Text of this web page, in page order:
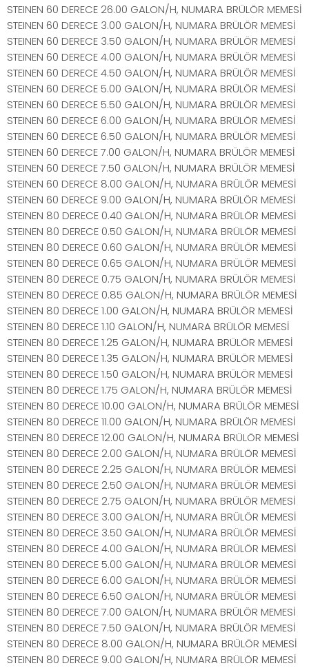
STEINEN 60 DERECE 26.00 GALON/H, NUMARA BRÜLÖR MEMESİ
STEINEN 60 DERECE 3.00 GALON/H, NUMARA BRÜLÖR MEMESİ
STEINEN 60 DERECE 3.50 GALON/H, NUMARA BRÜLÖR MEMESİ
STEINEN 60 DERECE 4.00 GALON/H, NUMARA BRÜLÖR MEMESİ
STEINEN 60 DERECE 4.50 GALON/H, NUMARA BRÜLÖR MEMESİ
STEINEN 60 DERECE 5.00 GALON/H, NUMARA BRÜLÖR MEMESİ
STEINEN 60 DERECE 5.50 GALON/H, NUMARA BRÜLÖR MEMESİ
STEINEN 60 DERECE 6.00 GALON/H, NUMARA BRÜLÖR MEMESİ
STEINEN 60 DERECE 6.50 GALON/H, NUMARA BRÜLÖR MEMESİ
STEINEN 60 DERECE 7.00 GALON/H, NUMARA BRÜLÖR MEMESİ
STEINEN 60 DERECE 7.50 GALON/H, NUMARA BRÜLÖR MEMESİ
STEINEN 60 DERECE 8.00 GALON/H, NUMARA BRÜLÖR MEMESİ
STEINEN 60 DERECE 9.00 GALON/H, NUMARA BRÜLÖR MEMESİ
STEINEN 80 DERECE 0.40 GALON/H, NUMARA BRÜLÖR MEMESİ
STEINEN 80 DERECE 0.50 GALON/H, NUMARA BRÜLÖR MEMESİ
STEINEN 80 DERECE 0.60 GALON/H, NUMARA BRÜLÖR MEMESİ
STEINEN 80 DERECE 0.65 GALON/H, NUMARA BRÜLÖR MEMESİ
STEINEN 80 DERECE 0.75 GALON/H, NUMARA BRÜLÖR MEMESİ
STEINEN 80 DERECE 0.85 GALON/H, NUMARA BRÜLÖR MEMESİ
STEINEN 80 DERECE 1.00 GALON/H, NUMARA BRÜLÖR MEMESİ
STEINEN 80 DERECE 1.10 GALON/H, NUMARA BRÜLÖR MEMESİ
STEINEN 80 DERECE 1.25 GALON/H, NUMARA BRÜLÖR MEMESİ
STEINEN 80 DERECE 1.35 GALON/H, NUMARA BRÜLÖR MEMESİ
STEINEN 80 DERECE 1.50 GALON/H, NUMARA BRÜLÖR MEMESİ
STEINEN 80 DERECE 1.75 GALON/H, NUMARA BRÜLÖR MEMESİ
STEINEN 80 DERECE 10.00 GALON/H, NUMARA BRÜLÖR MEMESİ
STEINEN 80 DERECE 11.00 GALON/H, NUMARA BRÜLÖR MEMESİ
STEINEN 80 DERECE 12.00 GALON/H, NUMARA BRÜLÖR MEMESİ
STEINEN 80 DERECE 2.00 GALON/H, NUMARA BRÜLÖR MEMESİ
STEINEN 80 DERECE 2.25 GALON/H, NUMARA BRÜLÖR MEMESİ
STEINEN 80 DERECE 2.50 GALON/H, NUMARA BRÜLÖR MEMESİ
STEINEN 80 DERECE 2.75 GALON/H, NUMARA BRÜLÖR MEMESİ
STEINEN 80 DERECE 3.00 GALON/H, NUMARA BRÜLÖR MEMESİ
STEINEN 80 DERECE 3.50 GALON/H, NUMARA BRÜLÖR MEMESİ
STEINEN 80 DERECE 4.00 GALON/H, NUMARA BRÜLÖR MEMESİ
STEINEN 80 DERECE 5.00 GALON/H, NUMARA BRÜLÖR MEMESİ
STEINEN 80 DERECE 6.00 GALON/H, NUMARA BRÜLÖR MEMESİ
STEINEN 80 DERECE 6.50 GALON/H, NUMARA BRÜLÖR MEMESİ
STEINEN 80 DERECE 7.00 GALON/H, NUMARA BRÜLÖR MEMESİ
STEINEN 80 DERECE 7.50 GALON/H, NUMARA BRÜLÖR MEMESİ
STEINEN 80 DERECE 8.00 GALON/H, NUMARA BRÜLÖR MEMESİ
STEINEN 80 DERECE 9.00 GALON/H, NUMARA BRÜLÖR MEMESİ